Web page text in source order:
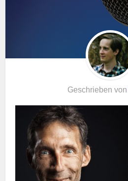
Geschrieben von